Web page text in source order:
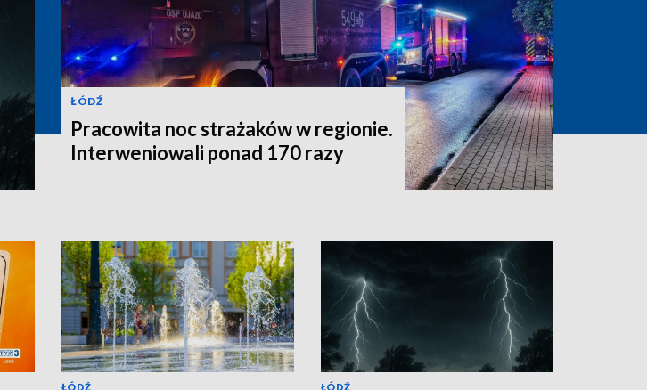
ŁÓDŹ
Pracowita noc strażaków w regionie.
Interweniowali ponad 170 razy
ŁÓDŹ ŁÓDŹ